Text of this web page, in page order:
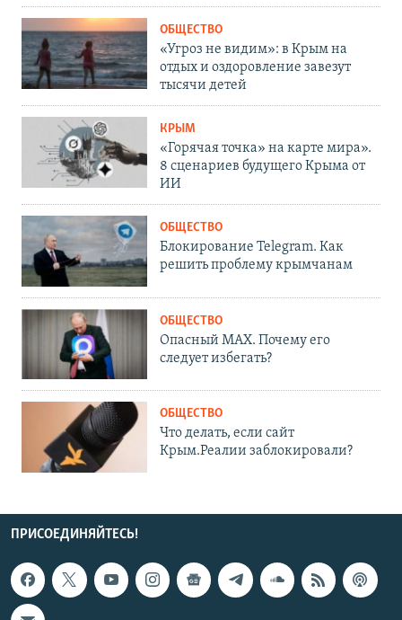
ОБЩЕСТВО
«Угроз не видим»: в Крым на
отдых и оздоровление завезут
тысячи детей
КРЫМ
«Горячая точка» на карте мира».
8 сценариев будущего Крыма от
ИИ
ОБЩЕСТВО
Блокирование Telegram. Как
решить проблему крымчанам
ОБЩЕСТВО
Опасный MAX. Почему его
следует избегать?
ОБЩЕСТВО
Что делать, если сайт
Крым.Реалии заблокировали?
ПРИСОЕДИНЯЙТЕСЬ!